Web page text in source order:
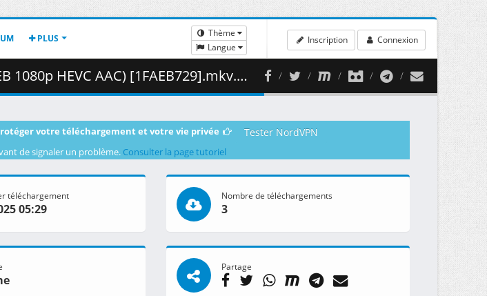
PLUS
Thème
Langue
Inscription Connexion
AAC) [1FAEB729].mkv.003 ( 498.00 MB )
votre téléchargement et votre vie privée Tester NordVPN
de signaler un problème. Consulter la page tutoriel
téléchargement
05:29
Nombre de téléchargements
3
Partage